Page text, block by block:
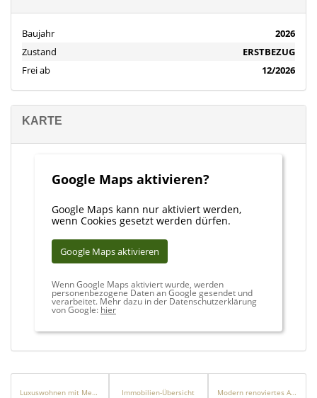
Baujahr
2026
Zustand
ERSTBEZUG
Frei ab
12/2026
KARTE
Google Maps aktivieren?
Google Maps kann nur aktiviert werden,
wenn Cookies gesetzt werden dürfen.
Google Maps aktivieren
Wenn Google Maps aktiviert wurde, werden
personenbezogene Daten an Google gesendet und
verarbeitet. Mehr dazu in der Datenschutzerklärung
von Google: hier
Luxuswohnen mit Meerblick und Pool in Portixol Immobilien-Übersicht Modern renoviertes Apartment in 1. Meereslinie mit Hafen- und Meerblick in El Toro